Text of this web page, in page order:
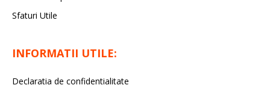
Sfaturi Utile
INFORMATII UTILE:
Declaratia de confidentialitate